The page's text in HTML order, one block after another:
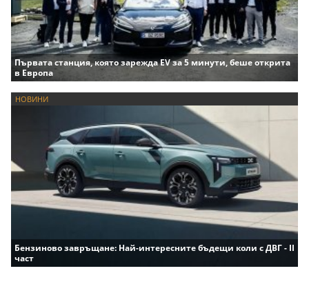
Първата станция, която зарежда EV за 5 минути, беше открита
в Европа
НОВИНИ
Бензиново завръщане: Най-интересните бъдещи коли с ДВГ - II
част